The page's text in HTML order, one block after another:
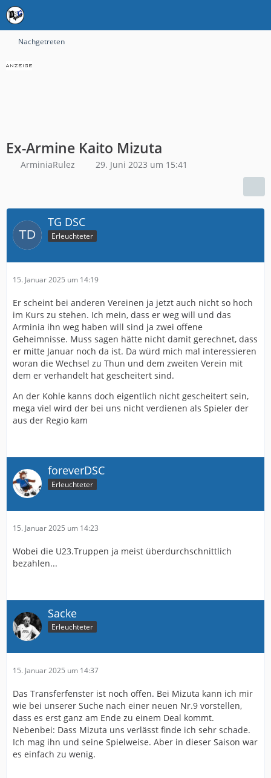
Nachgetreten
Ex-Armine Kaito Mizuta
ArminiaRulez 29. Juni 2023 um 15:41
TG DSC
Erleuchteter
15. Januar 2025 um 14:19
Er scheint bei anderen Vereinen ja jetzt auch nicht so hoch
im Kurs zu stehen. Ich mein, dass er weg will und das
Arminia ihn weg haben will sind ja zwei offene
Geheimnisse. Muss sagen hätte nicht damit gerechnet, dass
er mitte Januar noch da ist. Da würd mich mal interessieren
woran die Wechsel zu Thun und dem zweiten Verein mit
dem er verhandelt hat gescheitert sind.
An der Kohle kanns doch eigentlich nicht gescheitert sein,
mega viel wird der bei uns nicht verdienen als Spieler der
aus der Regio kam
foreverDSC
Erleuchteter
15. Januar 2025 um 14:23
Wobei die U23.Truppen ja meist überdurchschnittlich
bezahlen...
Sacke
Erleuchteter
15. Januar 2025 um 14:37
Das Transferfenster ist noch offen. Bei Mizuta kann ich mir
wie bei unserer Suche nach einer neuen Nr.9 vorstellen,
dass es erst ganz am Ende zu einem Deal kommt.
Nebenbei: Dass Mizuta uns verlässt finde ich sehr schade.
Ich mag ihn und seine Spielweise. Aber in dieser Saison war
es einfach zu wenig.